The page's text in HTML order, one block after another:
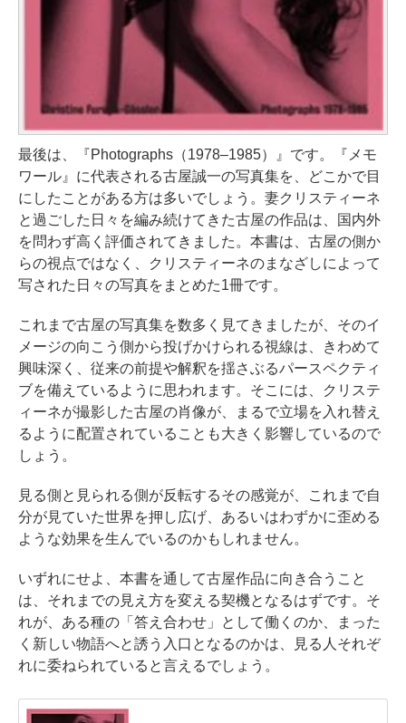
最後は、『Photographs（1978–1985）』です。『メモ
ワール』に代表される古屋誠一の写真集を、どこかで目
にしたことがある方は多いでしょう。妻クリスティーネ
と過ごした日々を編み続けてきた古屋の作品は、国内外
を問わず高く評価されてきました。本書は、古屋の側か
らの視点ではなく、クリスティーネのまなざしによって
写された日々の写真をまとめた1冊です。
これまで古屋の写真集を数多く見てきましたが、そのイ
メージの向こう側から投げかけられる視線は、きわめて
興味深く、従来の前提や解釈を揺さぶるパースペクティ
ブを備えているように思われます。そこには、クリステ
ィーネが撮影した古屋の肖像が、まるで立場を入れ替え
るように配置されていることも大きく影響しているので
しょう。
見る側と見られる側が反転するその感覚が、これまで自
分が見ていた世界を押し広げ、あるいはわずかに歪める
ような効果を生んでいるのかもしれません。
いずれにせよ、本書を通して古屋作品に向き合うこと
は、それまでの見え方を変える契機となるはずです。そ
れが、ある種の「答え合わせ」として働くのか、まった
く新しい物語へと誘う入口となるのかは、見る人それぞ
れに委ねられていると言えるでしょう。